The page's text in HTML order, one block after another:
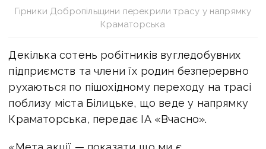
Гірники Добропільщини перекрили трасу у напрямку
Краматорська
Декілька сотень робітників вугледобувних
підприємств та члени їх родин безперервно
рухаються по пішохідному переходу на трасі
поблизу міста Білицьке, що веде у напрямку
Краматорська, передає ІА «Вчасно».